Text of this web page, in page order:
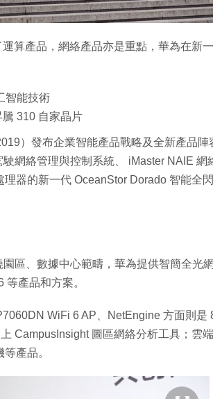
算產品，網絡產品亦是重點，華為在新
智能技術
310 自家晶片
）發布企業智能產品戰略及全新產品陣
網絡管理與控制系統、 iMaster NAIE 網
器的新一代 OceanStor Dorado 智能全
區、數據中心範疇，華為提供智簡全光
產品和方案。
WiFi 6 AP、NetEngine 方面則是
CampusInsight 圖區網絡分析工具；雲
產品。